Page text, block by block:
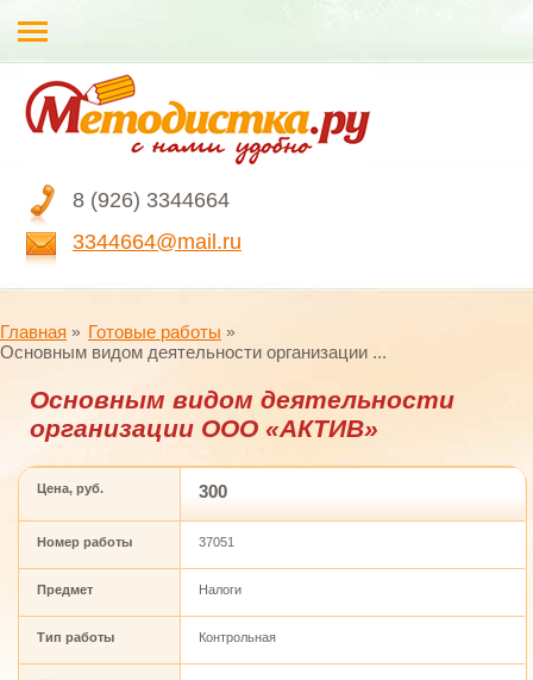
8 (926) 3344664
3344664@mail.ru
Главная
Готовые работы
Основным видом деятельности организации ...
Основным видом деятельности
организации ООО «АКТИВ»
Цена, руб. 300
Номер работы 37051
Предмет Налоги
Тип работы Контрольная